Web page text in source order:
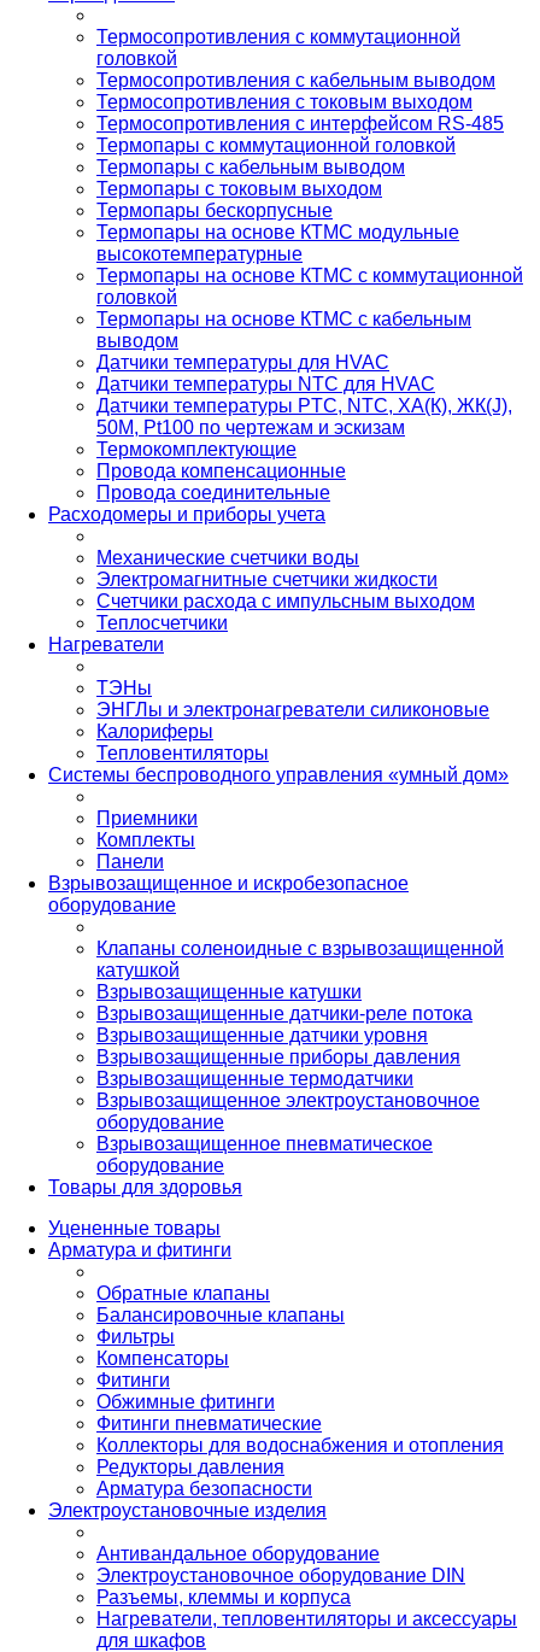
Термосопротивления с коммутационной
головкой
Термосопротивления с кабельным выводом
Термосопротивления с токовым выходом
Термосопротивления с интерфейсом RS-485
Термопары с коммутационной головкой
Термопары с кабельным выводом
Термопары с токовым выходом
Термопары бескорпусные
Термопары на основе КТМС модульные
высокотемпературные
Термопары на основе КТМС с коммутационной
головкой
Термопары на основе КТМС с кабельным
выводом
Датчики температуры для HVAC
Датчики температуры NTC для HVAC
Датчики температуры PTС, NTC, ХА(К), ЖК(J),
50М, Pt100 по чертежам и эскизам
Термокомплектующие
Провода компенсационные
Провода соединительные
Расходомеры и приборы учета
Механические счетчики воды
Электромагнитные счетчики жидкости
Счетчики расхода с импульсным выходом
Теплосчетчики
Нагреватели
ТЭНы
ЭНГЛы и электронагреватели силиконовые
Калориферы
Тепловентиляторы
Системы беспроводного управления «умный дом»
Приемники
Комплекты
Панели
Взрывозащищенное и искробезопасное
оборудование
Клапаны соленоидные с взрывозащищенной
катушкой
Взрывозащищенные катушки
Взрывозащищенные датчики-реле потока
Взрывозащищенные датчики уровня
Взрывозащищенные приборы давления
Взрывозащищенные термодатчики
Взрывозащищенное электроустановочное
оборудование
Взрывозащищенное пневматическое
оборудование
Товары для здоровья
Уцененные товары
Арматура и фитинги
Обратные клапаны
Балансировочные клапаны
Фильтры
Компенсаторы
Фитинги
Обжимные фитинги
Фитинги пневматические
Коллекторы для водоснабжения и отопления
Редукторы давления
Арматура безопасности
Электроустановочные изделия
Антивандальное оборудование
Электроустановочное оборудование DIN
Разъемы, клеммы и корпуса
Нагреватели, тепловентиляторы и аксессуары
для шкафов